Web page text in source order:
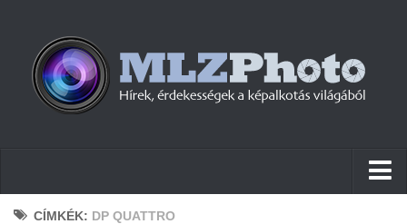
HírekCÍMKÉK: DP QUATTRO